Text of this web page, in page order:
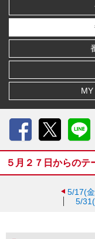
５月２７日からのテ
5/17(
5/